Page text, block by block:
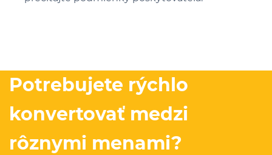
Potrebujete rýchlo
konvertovať medzi
rôznymi menami?